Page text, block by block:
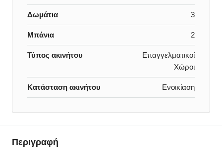
Δωμάτια 3
Μπάνια 2
Τύπος ακινήτου
Επαγγελματικοί
Χώροι
Κατάσταση ακινήτου Ενοικίαση
Περιγραφή